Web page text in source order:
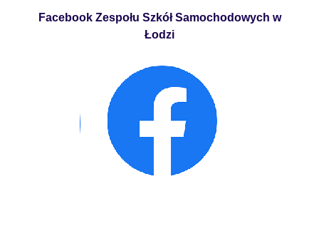
Facebook Zespołu Szkół Samochodowych w
Łodzi